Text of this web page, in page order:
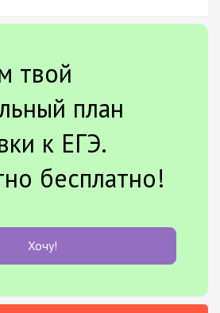
твой
план
к ЕГЭ.
бесплатно!
Хочу!